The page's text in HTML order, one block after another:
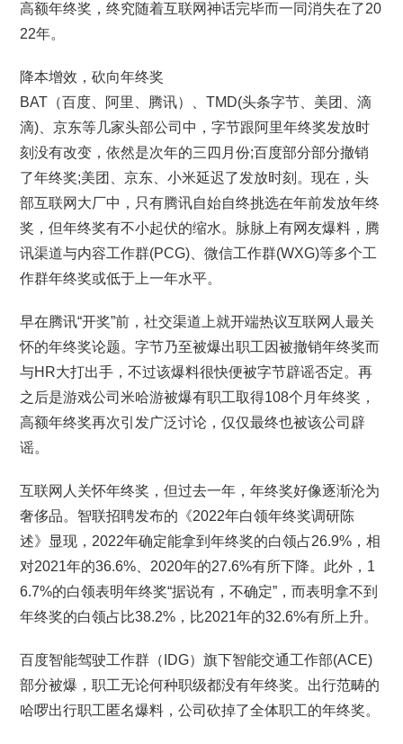
高额年终奖，终究随着互联网神话完毕而一同消失在了20
22年。
降本增效，砍向年终奖
BAT（百度、阿里、腾讯）、TMD(头条字节、美团、滴
滴)、京东等几家头部公司中，字节跟阿里年终奖发放时
刻没有改变，依然是次年的三四月份;百度部分部分撤销
了年终奖;美团、京东、小米延迟了发放时刻。现在，头
部互联网大厂中，只有腾讯自始自终挑选在年前发放年终
奖，但年终奖有不小起伏的缩水。脉脉上有网友爆料，腾
讯渠道与内容工作群(PCG)、微信工作群(WXG)等多个工
作群年终奖或低于上一年水平。
早在腾讯“开奖”前，社交渠道上就开端热议互联网人最关
怀的年终奖论题。字节乃至被爆出职工因被撤销年终奖而
与HR大打出手，不过该爆料很快便被字节辟谣否定。再
之后是游戏公司米哈游被爆有职工取得108个月年终奖，
高额年终奖再次引发广泛讨论，仅仅最终也被该公司辟
谣。
互联网人关怀年终奖，但过去一年，年终奖好像逐渐沦为
奢侈品。智联招聘发布的《2022年白领年终奖调研陈
述》显现，2022年确定能拿到年终奖的白领占26.9%，相
对2021年的36.6%、2020年的27.6%有所下降。此外，1
6.7%的白领表明年终奖“据说有，不确定”，而表明拿不到
年终奖的白领占比38.2%，比2021年的32.6%有所上升。
百度智能驾驶工作群（IDG）旗下智能交通工作部(ACE)
部分被爆，职工无论何种职级都没有年终奖。出行范畴的
哈啰出行职工匿名爆料，公司砍掉了全体职工的年终奖。